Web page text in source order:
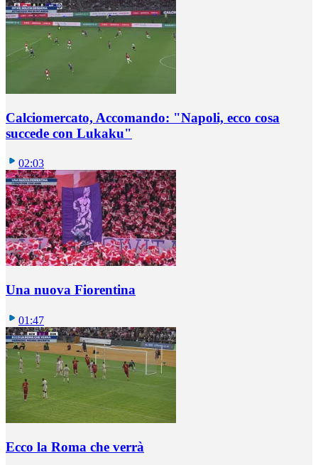
Calciomercato, Accomando: "Napoli, ecco cosa
succede con Lukaku"
02:03
Una nuova Fiorentina
01:47
Ecco la Roma che verrà